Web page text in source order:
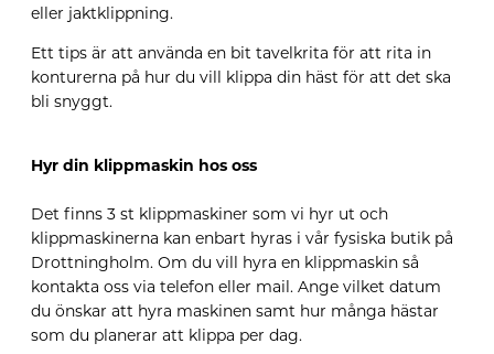
eller jaktklippning.
Ett tips är att använda en bit tavelkrita för att rita in
konturerna på hur du vill klippa din häst för att det ska
bli snyggt.
Hyr din klippmaskin hos oss
Det finns 3 st klippmaskiner som vi hyr ut och
klippmaskinerna kan enbart hyras i vår fysiska butik på
Drottningholm. Om du vill hyra en klippmaskin så
kontakta oss via telefon eller mail. Ange vilket datum
du önskar att hyra maskinen samt hur många hästar
som du planerar att klippa per dag.